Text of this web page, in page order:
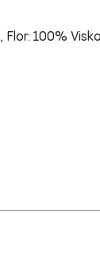
, Flor: 100%